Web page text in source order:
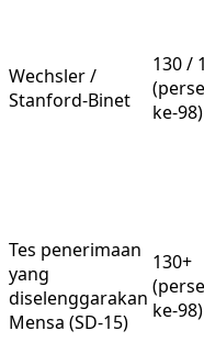
Wechsler /
Stanford-Binet
130 /
ke-98)
Tes penerimaan
yang
diselenggarakan
Mensa (SD-15)
130+
ke-98)